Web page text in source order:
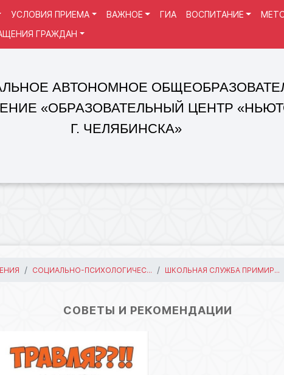
УСЛОВИЯ ПРИЕМА ВАЖНОЕ ГИА ВОСПИТАНИЕ
ГРАЖДАН
«ОБРАЗОВАТЕЛЬНЫЙ ЦЕНТР «НЬЮТОН»
Г. ЧЕЛЯБИНСКА»
СОЦИАЛЬНО-ПСИХОЛОГИЧЕС... ШКОЛЬНАЯ СЛУЖБА ПРИМИР...
СОВЕТЫ И РЕКОМЕНДАЦИИ